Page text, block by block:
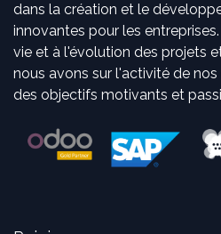
dans la création et le
innovantes pour les
vie et à l'évolution des projets
nous avons sur l'activité de
des objectifs motivants et